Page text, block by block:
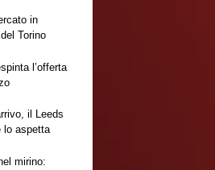
in
Torino
l’offerta
il Leeds
lo aspetta
mirino: